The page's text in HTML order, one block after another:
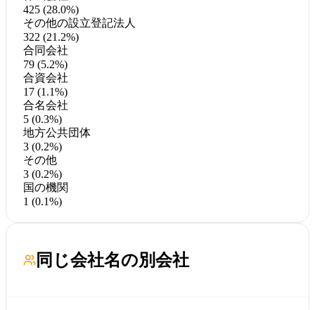
425 (28.0%)
その他の設立登記法人
322 (21.2%)
合同会社
79 (5.2%)
合資会社
17 (1.1%)
合名会社
5 (0.3%)
地方公共団体
3 (0.2%)
その他
3 (0.2%)
国の機関
1 (0.1%)
同じ会社名の別会社